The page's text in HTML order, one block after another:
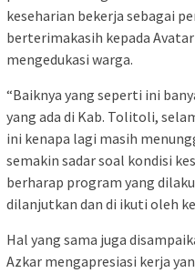
keseharian bekerja sebagai
berterimakasih kepada
mengedukasi warga.
“Baiknya yang seperti ini
yang ada di Kab. Tolitoli,
ini kenapa lagi masih
semakin sadar soal kondisi
berharap program yang
dilanjutkan dan di ikuti oleh
Hal yang sama juga
Azkar mengapresiasi kerja